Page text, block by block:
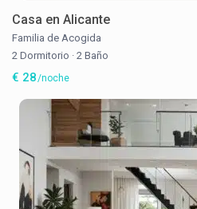
Casa en Alicante
Familia de Acogida
2 Dormitorio · 2 Baño
€ 28/noche